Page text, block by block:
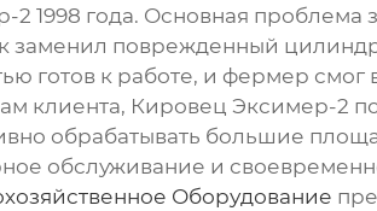
2 1998 года. Основная проблема
заменил поврежденный
готов к работе, и фермер
клиента, Кировец Эксимер-2
обрабатывать большие
обслуживание и
Оборудование